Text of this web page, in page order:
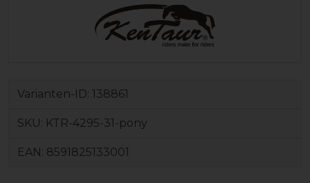
Varianten-ID: 138861
SKU: KTR-4295-31-pony
EAN: 8591825133001